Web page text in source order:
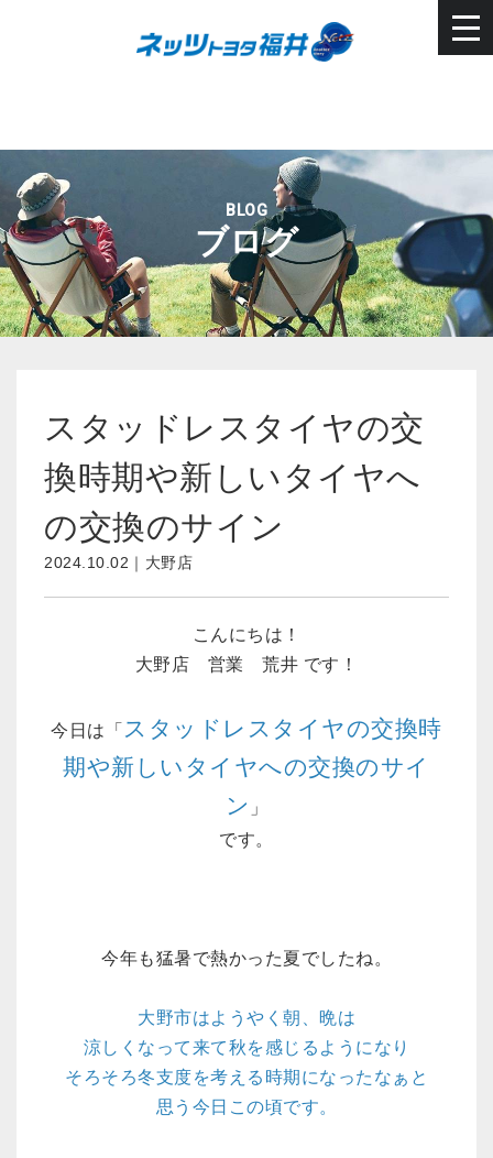
BLOG
ブログ
スタッドレスタイヤの交
換時期や新しいタイヤへ
の交換のサイン
2024.10.02｜大野店
こんにちは！
大野店 営業 荒井 です！
今日は「 スタッドレスタイヤの交換時
期や新しいタイヤへの交換のサイ
ン 」
です。
今年も猛暑で熱かった夏でしたね。
大野市はようやく朝、晩は
涼しくなって来て秋を感じるようになり
そろそろ冬支度を考える時期になったなぁと
思う今日この頃です。